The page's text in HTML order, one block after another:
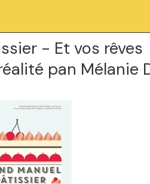
- Et vos rêves
pan Mélanie